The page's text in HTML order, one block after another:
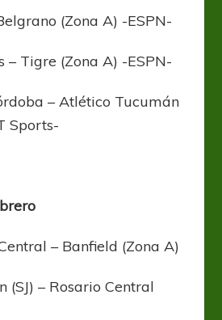
(Zona A) -ESPN-
– Tigre (Zona A) -ESPN-
– Atlético Tucumán
Sports-
– Banfield (Zona A)
(SJ) – Rosario Central